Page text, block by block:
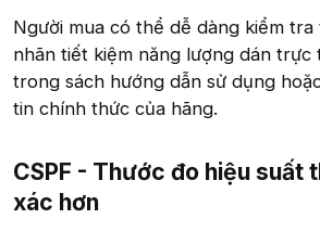
Người mua có thể dễ dàng kiểm
nhãn tiết kiệm năng lượng dán trực
trong sách hướng dẫn sử dụng
tin chính thức của hãng.
CSPF - Thước đo hiệu suất
xác hơn​